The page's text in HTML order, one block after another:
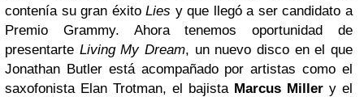
contenía su gran éxitoLies y que llegó a ser candidato a
Premio Grammy. Ahora tenemos oportunidad de
presentarte Living My Dream, un nuevo disco en el que
Jonathan Butler está acompañado por artistas como el
saxofonista Elan Trotman, el bajista Marcus Miller y el